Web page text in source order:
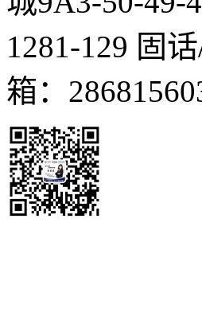
1281-129 固
箱：